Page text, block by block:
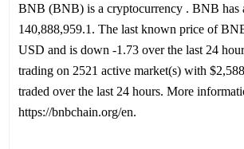
BNB (BNB) is a cryptocurrency . BNB has
140,888,959.1. The last known price of
USD and is down -1.73 over the last 24
trading on 2521 active market(s) with
traded over the last 24 hours. More
https://bnbchain.org/en.